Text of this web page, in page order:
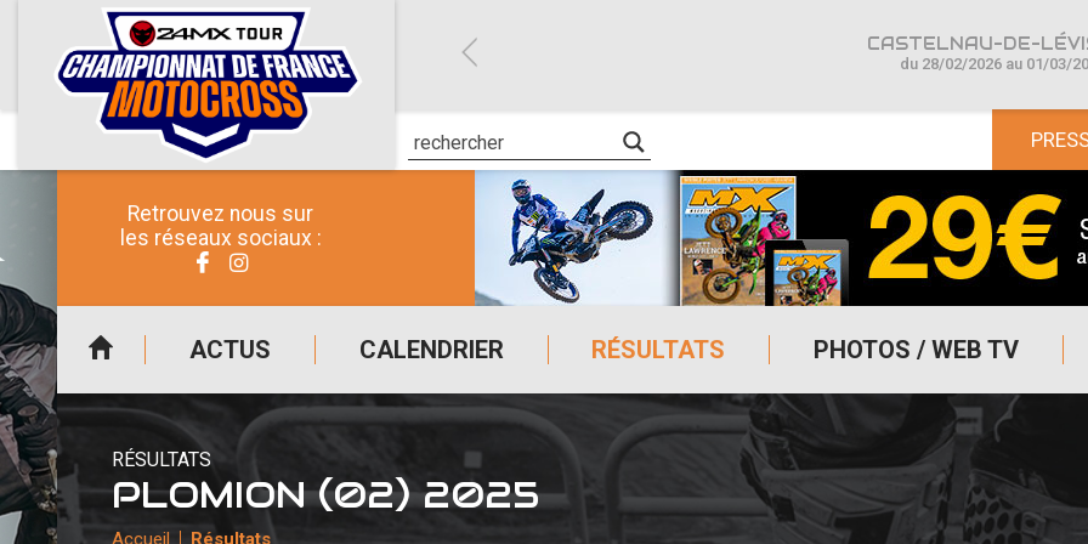
Retrouvez nous sur
les réseaux sociaux :
ACTUS CALENDRIER RÉSULTATS PHOTOS / WEB TV
CASTELNAU-DE-
du 28/02/2026 au 01/03/
RÉSULTATS
PLOMION (02) 2025
Accueil Résultats